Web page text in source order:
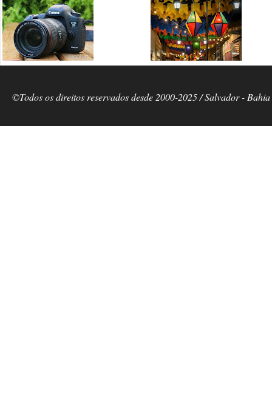
©Todos os direitos reservados desde 2000-2025 / Salvador -